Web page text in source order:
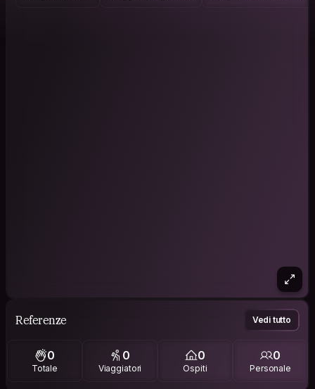
Referenze Vedi tutto
0
Totale
0
Viaggiatori
0
Ospiti
0
Personale